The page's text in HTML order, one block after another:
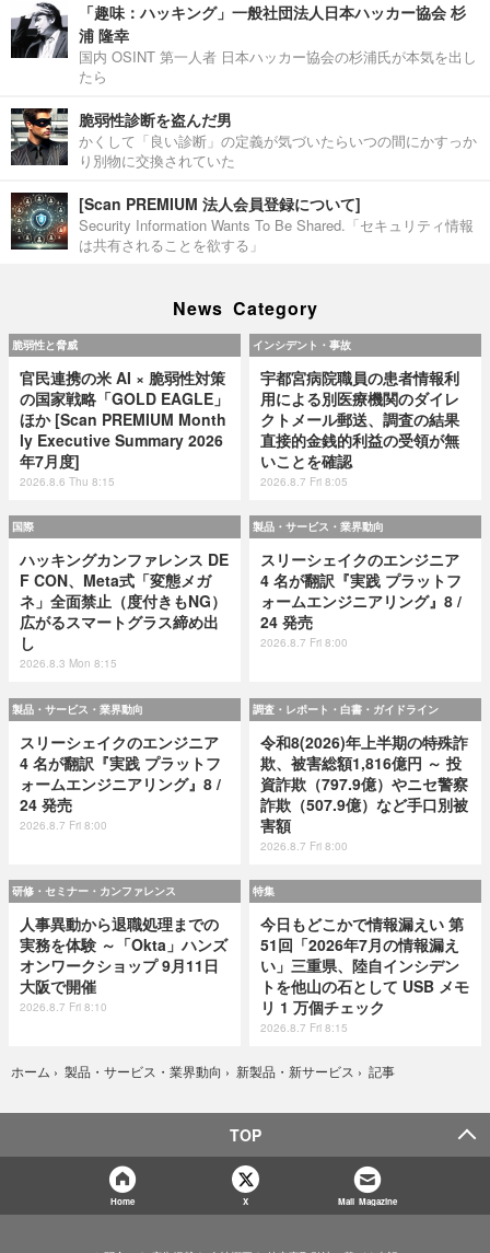
「趣味：ハッキング」一般社団法人日本ハッカー協会 杉
浦 隆幸
国内 OSINT 第一人者 日本ハッカー協会の杉浦氏が本気を出し
たら
脆弱性診断を盗んだ男
かくして「良い診断」の定義が気づいたらいつの間にかすっか
り別物に交換されていた
[Scan PREMIUM 法人会員登録について]
Security Information Wants To Be Shared.「セキュリティ情報
は共有されることを欲する」
News Category
脆弱性と脅威
官民連携の米 AI × 脆弱性対策
の国家戦略「GOLD EAGLE」
ほか [Scan PREMIUM Month
ly Executive Summary 2026
年7月度]
2026.8.6 Thu 8:15
インシデント・事故
宇都宮病院職員の患者情報利
用による別医療機関のダイレ
クトメール郵送、調査の結果
直接的金銭的利益の受領が無
いことを確認
2026.8.7 Fri 8:05
国際
ハッキングカンファレンス DE
F CON、Meta式「変態メガ
ネ」全面禁止（度付きもNG）
広がるスマートグラス締め出
し
2026.8.3 Mon 8:15
製品・サービス・業界動向
スリーシェイクのエンジニア
4 名が翻訳『実践 プラットフ
ォームエンジニアリング』8 /
24 発売
2026.8.7 Fri 8:00
製品・サービス・業界動向
スリーシェイクのエンジニア
4 名が翻訳『実践 プラットフ
ォームエンジニアリング』8 /
24 発売
2026.8.7 Fri 8:00
調査・レポート・白書・ガイドライン
令和8(2026)年上半期の特殊詐
欺、被害総額1,816億円 ～ 投
資詐欺（797.9億）やニセ警察
詐欺（507.9億）など手口別被
害額
2026.8.7 Fri 8:00
研修・セミナー・カンファレンス
人事異動から退職処理までの
実務を体験 ～「Okta」ハンズ
オンワークショップ 9月11日
大阪で開催
2026.8.7 Fri 8:10
特集
今日もどこかで情報漏えい 第
51回「2026年7月の情報漏え
い」三重県、陸自インシデン
トを他山の石として USB メモ
リ 1 万個チェック
2026.8.7 Fri 8:15
ホーム › 製品・サービス・業界動向 › 新製品・新サービス › 記事
TOP
Home X Mail Magazine